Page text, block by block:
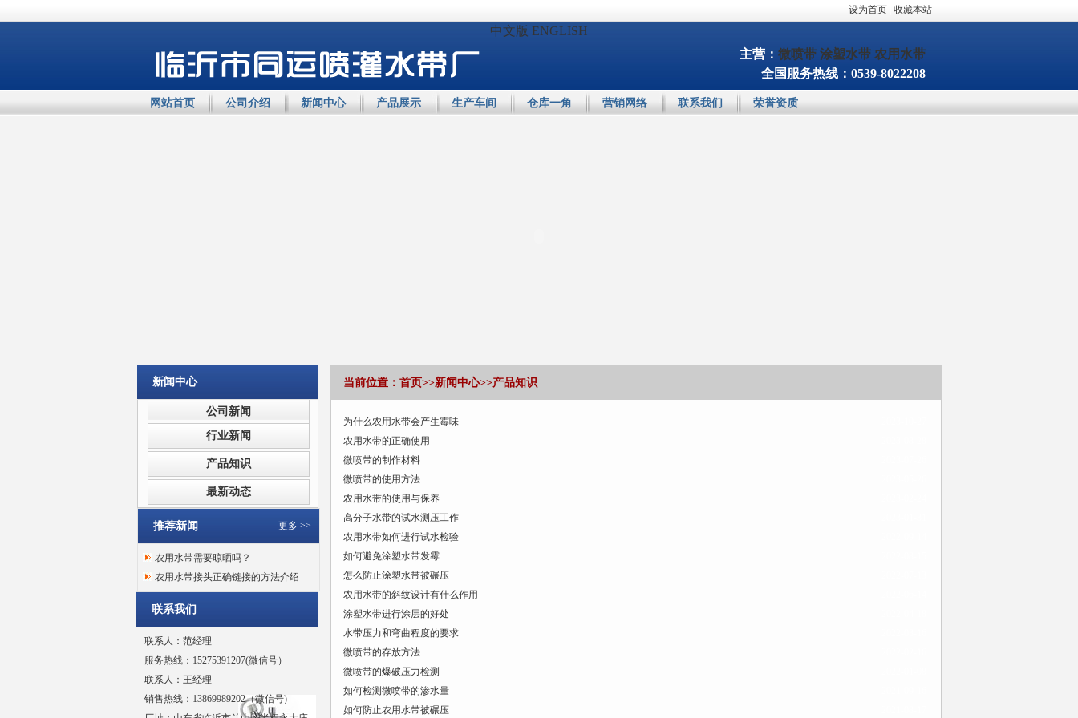
设为首页 收藏本站
中文版 ENGLISH
主营： 微喷带 涂塑水带 农用水带
全国服务热线：0539-8022208
网站首页 公司介绍 新闻中心 产品展示 生产车间 仓库一角 营销网络 联系我们 荣誉资质
新闻中心
公司新闻
行业新闻
产品知识
最新动态
推荐新闻 更多 >>
农用水带需要晾晒吗？
农用水带接头正确链接的方法介绍
联系我们
联系人：范经理
服务热线：15275391207(微信号）
联系人：王经理
销售热线：13869989202（微信号)
当前位置： 首页>>新闻中心>>产品知识
为什么农用水带会产生霉味
农用水带的正确使用
微喷带的制作材料
微喷带的使用方法
农用水带的使用与保养
高分子水带的试水测压工作
农用水带如何进行试水检验
如何避免涂塑水带发霉
怎么防止涂塑水带被碾压
农用水带的斜纹设计有什么作用
涂塑水带进行涂层的好处
水带压力和弯曲程度的要求
微喷带的存放方法
微喷带的爆破压力检测
如何检测微喷带的渗水量
如何防止农用水带被碾压